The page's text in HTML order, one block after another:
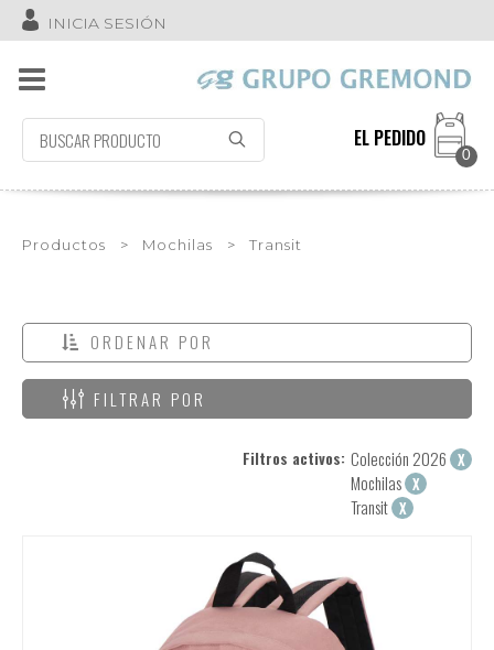
INICIA SESIÓN
EL PEDIDO
0
Productos > Mochilas > Transit
ORDENAR POR
FILTRAR POR
Filtros activos: Colección 2026 X
Mochilas X
Transit X